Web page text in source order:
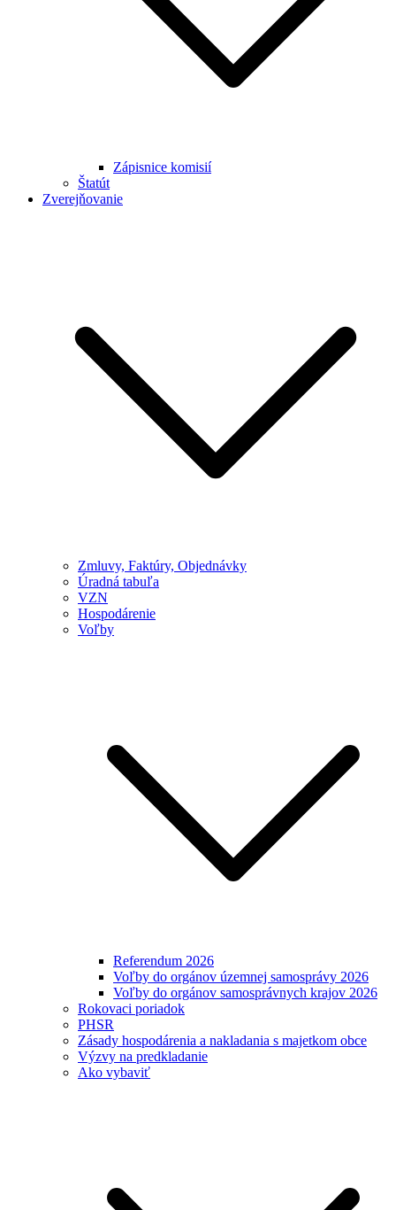
Zápisnice komisií
Štatút
Zverejňovanie
Zmluvy, Faktúry, Objednávky
Úradná tabuľa
VZN
Hospodárenie
Voľby
Referendum 2026
Voľby do orgánov územnej samosprávy 2026
Voľby do orgánov samosprávnych krajov 2026
Rokovaci poriadok
PHSR
Zásady hospodárenia a nakladania s majetkom obce
Výzvy na predkladanie
Ako vybaviť